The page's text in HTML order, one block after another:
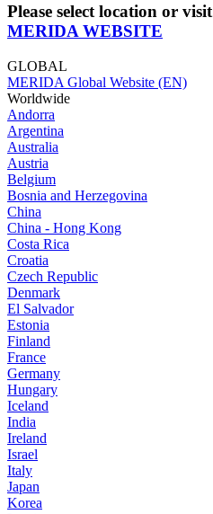
Please select location or visit
MERIDA WEBSITE
GLOBAL
MERIDA Global Website (EN)
Worldwide
Andorra
Argentina
Australia
Austria
Belgium
Bosnia and Herzegovina
China
China - Hong Kong
Costa Rica
Croatia
Czech Republic
Denmark
El Salvador
Estonia
Finland
France
Germany
Hungary
Iceland
India
Ireland
Israel
Italy
Japan
Korea